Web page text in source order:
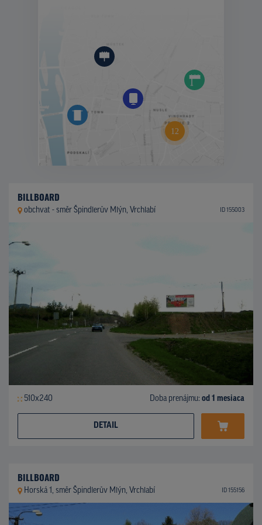
BILLBOARD
obchvat - směr Špindlerův Mlýn, Vrchlabí ID 155003
510x240 Doba prenájmu: od 1 mesiaca
DETAIL
BILLBOARD
Horská 1, směr Špindlerův Mlýn, Vrchlabí ID 155156